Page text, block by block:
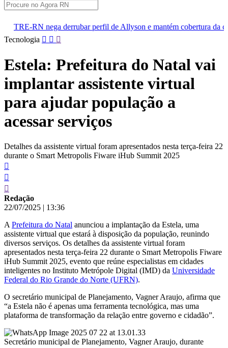
perfil de Allyson e mantém cobertura da convenção
Pular
conteúdo
Tecnologia
Estela: Prefeitura do Natal vai
implantar assistente virtual
para ajudar população a
acessar serviços
Detalhes da assistente virtual foram apresentados nesta terça-feira 22
durante o Smart Metropolis Fiware iHub Summit 2025
Redação
22/07/2025 | 13:36
A Prefeitura do Natal anunciou a implantação da Estela, uma
assistente virtual que estará à disposição da população, reunindo
diversos serviços. Os detalhes da assistente virtual foram
apresentados nesta terça-feira 22 durante o Smart Metropolis Fiware
iHub Summit 2025, evento que reúne especialistas em cidades
inteligentes no Instituto Metrópole Digital (IMD) da Universidade
Federal do Rio Grande do Norte (UFRN).
O secretário municipal de Planejamento, Vagner Araujo, afirma que
“a Estela não é apenas uma ferramenta tecnológica, mas uma
plataforma de transformação da relação entre governo e cidadão”.
Secretário municipal de Planejamento, Vagner Araujo, durante